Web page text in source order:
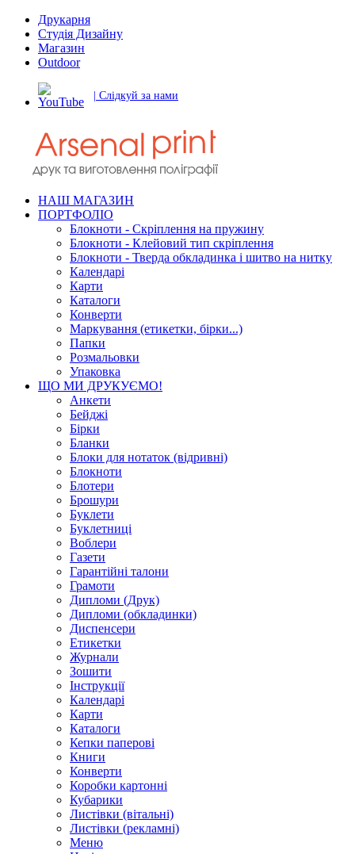
Друкарня
Студія Дизайну
Магазин
Outdoor
| Слідкуй за нами
НАШ МАГАЗИН
ПОРТФОЛІО
Блокноти - Скріплення на пружину
Блокноти - Клейовий тип скріплення
Блокноти - Тверда обкладинка і шитво на нитку
Календарі
Карти
Каталоги
Конверти
Маркування (етикетки, бірки...)
Папки
Розмальовки
Упаковка
ЩО МИ ДРУКУЄМО!
Анкети
Бейджі
Бірки
Бланки
Блоки для нотаток (відривні)
Блокноти
Блотери
Брошури
Буклети
Буклетниці
Воблери
Газети
Гарантійні талони
Грамоти
Дипломи (Друк)
Дипломи (обкладинки)
Диспенсери
Етикетки
Журнали
Зошити
Інструкції
Календарі
Карти
Каталоги
Кепки паперові
Книги
Конверти
Коробки картонні
Кубарики
Листівки (вітальні)
Листівки (рекламні)
Меню